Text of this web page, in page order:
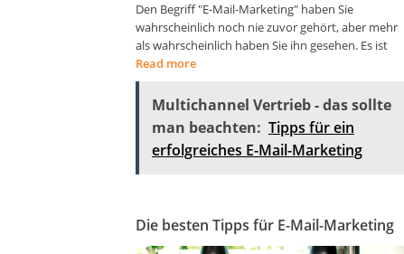
Den Begriff "E-Mail-Marketing" haben Sie
wahrscheinlich noch nie zuvor gehört, aber mehr
als wahrscheinlich haben Sie ihn gesehen. Es ist
Read more
Multichannel Vertrieb - das sollte
man beachten: Tipps für ein
erfolgreiches E-Mail-Marketing
Die besten Tipps für E-Mail-Marketing